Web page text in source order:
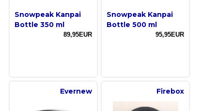
Snowpeak Kanpai
Bottle 350 ml
89,95EUR
Snowpeak Kanpai
Bottle 500 ml
95,95EUR
Evernew Firebox